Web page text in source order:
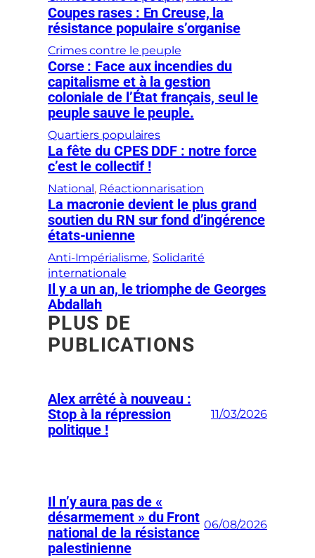
Coupes rases : En Creuse, la
résistance populaire s’organise
Crimes contre le peuple
Corse : Face aux incendies du
capitalisme et à la gestion
coloniale de l’État français, seul le
peuple sauve le peuple.
Quartiers populaires
La fête du CPES DDF : notre force
c’est le collectif !
National , Réactionnarisation
La macronie devient le plus grand
soutien du RN sur fond d’ingérence
états-unienne
Anti-Impérialisme, Solidarité
internationale
Il y a un an, le triomphe de Georges
Abdallah
PLUS DE
PUBLICATIONS
Alex arrêté à nouveau :
Stop à la répression
politique !
11/03/2026
Il n’y aura pas de «
désarmement » du Front
national de la résistance
palestinienne
06/08/2026